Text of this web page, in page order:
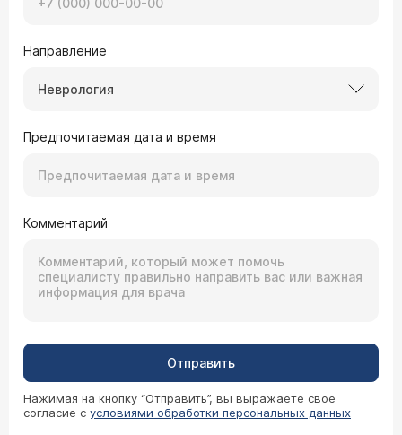
Направление
Неврология
Предпочитаемая дата и время
Комментарий
Отправить
Нажимая на кнопку “Отправить”, вы выражаете свое
согласие с условиями обработки персональных данных